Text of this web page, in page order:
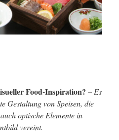
Food-Inspiration? – Es
Gestaltung von Speisen, die
optische Elemente in
vereint.